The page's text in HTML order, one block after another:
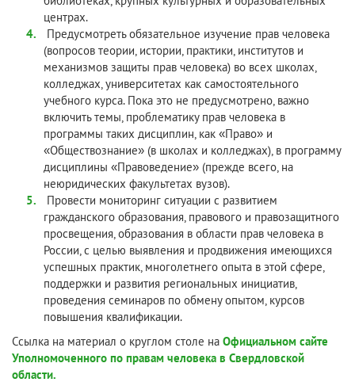
центрах.
Предусмотреть обязательное изучение прав человека
(вопросов теории, истории, практики, институтов и
механизмов защиты прав человека) во всех школах,
колледжах, университетах как самостоятельного
учебного курса. Пока это не предусмотрено, важно
включить темы, проблематику прав человека в
программы таких дисциплин, как «Право» и
«Обществознание» (в школах и колледжах), в программу
дисциплины «Правоведение» (прежде всего, на
неюридических факультетах вузов).
Провести мониторинг ситуации с развитием
гражданского образования, правового и правозащитного
просвещения, образования в области прав человека в
России, с целью выявления и продвижения имеющихся
успешных практик, многолетнего опыта в этой сфере,
поддержки и развития региональных инициатив,
проведения семинаров по обмену опытом, курсов
повышения квалификации.
Ссылка на материал о круглом столе на Официальном сайте
Уполномоченного по правам человека в Свердловской
области.